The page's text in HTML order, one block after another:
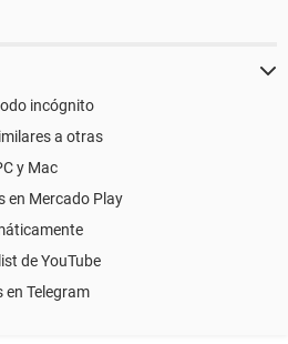
incógnito
a otras
y Mac
en Mercado Play
de YouTube
en Telegram